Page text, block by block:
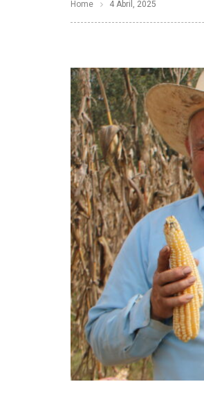
Home 4 Abril, 2025